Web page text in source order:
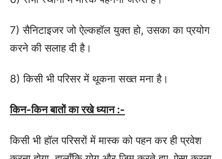
7) सैनिटाइजर जो ऐल्कहॉल युक्त हो, उसका का प्रयोग
करने की सलाह दी है।
​8) किसी भी परिसर में थूकना सख्त मना है।
किन-किन बातों का रखे ध्यान :-
​किसी भी हॉल परिसरों में मास्क को पहन कर ही प्रवेश